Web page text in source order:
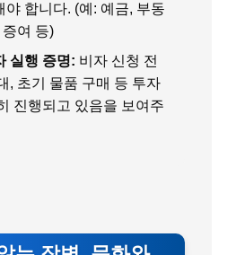
야 합니다. (예: 예금, 부동
여 등)
실행 증명: 비자 신청 전
, 초기 물품 구매 등 투자
진행되고 있음을 보여주